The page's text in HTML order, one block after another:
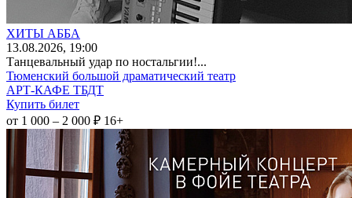
ХИТЫ АББА
13.08.2026, 19:00
Танцевальный удар по ностальгии!...
Тюменский большой драматический театр
АРТ-КАФЕ ТБДТ
Купить билет
от 1 000 – 2 000 ₽ 16+